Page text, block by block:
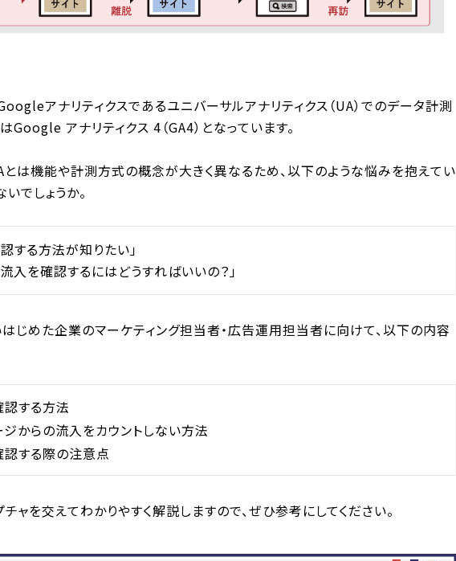
アナリティクスであるユニバーサルアナリティクス（UA）でのデータ計測
Google アナリティクス 4（GA4）となっています。
とは機能や計測方式の概念が大きく異なるため、以下のような悩みを抱えてい
でしょうか。
する方法が知りたい」
入を確認するにはどうすればいいの？」
じめた企業のマーケティング担当者・広告運用担当者に向けて、以下の内容
する方法
からの流入をカウントしない方法
する際の注意点
ャを交えてわかりやすく解説しますので、ぜひ参考にしてください。